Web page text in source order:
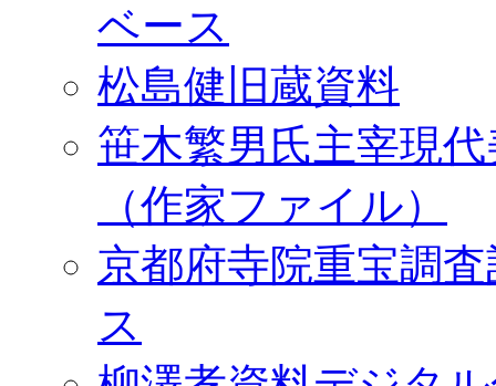
ベース
松島健旧蔵資料
笹木繁男氏主宰現
（作家ファイル）
京都府寺院重宝調
ス